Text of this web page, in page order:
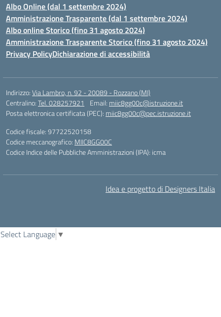
Albo Online (dal 1 settembre 2024)
Amministrazione Trasparente (dal 1 settembre 2024)
Albo online Storico (fino 31 agosto 2024)
Amministrazione Trasparente Storico (fino 31 agosto 2024)
Privacy PolicyDichiarazione di accessibilità
Indirizzo:Via Lambro, n. 92 - 20089 - Rozzano (MI)
Centralino:Tel. 028257921 Email: miic8gg00c@istruzione.it
Posta elettronica certificata (PEC): miic8gg00c@pec.istruzione.it
Codice fiscale: 97722520158
Codice meccanografico: MIIC8GG00C
Codice Indice delle Pubbliche Amministrazioni (IPA): icma
Idea e progetto di Designers Italia
Select Language ▼